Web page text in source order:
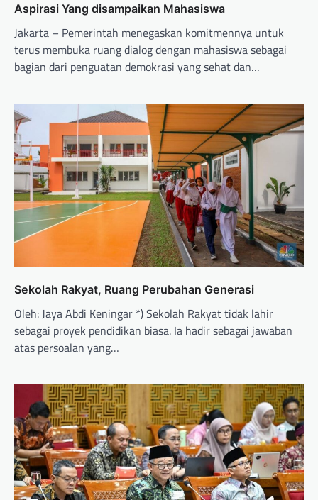
Aspirasi Yang disampaikan Mahasiswa
Jakarta – Pemerintah menegaskan komitmennya untuk
terus membuka ruang dialog dengan mahasiswa sebagai
bagian dari penguatan demokrasi yang sehat dan…
Sekolah Rakyat, Ruang Perubahan Generasi
Oleh: Jaya Abdi Keningar *) Sekolah Rakyat tidak lahir
sebagai proyek pendidikan biasa. Ia hadir sebagai jawaban
atas persoalan yang…